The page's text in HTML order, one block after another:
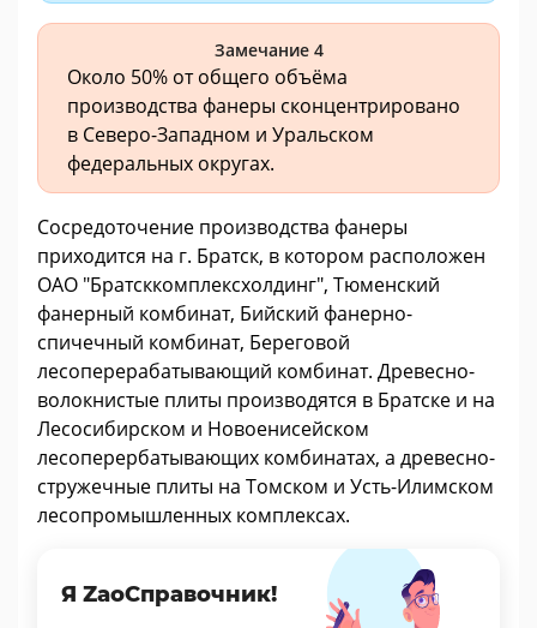
Замечание 4
Около 50% от общего объёма
производства фанеры сконцентрировано
в Северо-Западном и Уральском
федеральных округах.
Сосредоточение производства фанеры
приходится на г. Братск, в котором расположен
ОАО "Братсккомплексхолдинг", Тюменский
фанерный комбинат, Бийский фанерно-
спичечный комбинат, Береговой
лесоперерабатывающий комбинат. Древесно-
волокнистые плиты производятся в Братске и на
Лесосибирском и Новоенисейском
лесоперербатывающих комбинатах, а древесно-
стружечные плиты на Томском и Усть-Илимском
лесопромышленных комплексах.
Я ZaoСправочник!